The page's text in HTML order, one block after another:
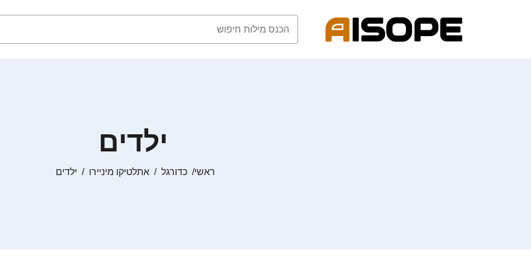
ילדים
ראשי כדורגל אתלטיקו מיניירו ילדים